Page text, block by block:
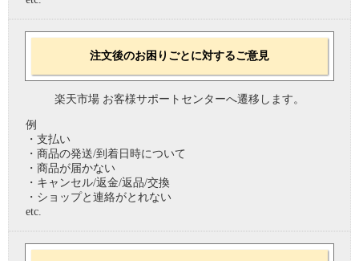
注文後のお困りごとに対するご意見
楽天市場 お客様サポートセンターへ遷移します。
例
・支払い
・商品の発送/到着日時について
・商品が届かない
・キャンセル/返金/返品/交換
・ショップと連絡がとれない
etc.